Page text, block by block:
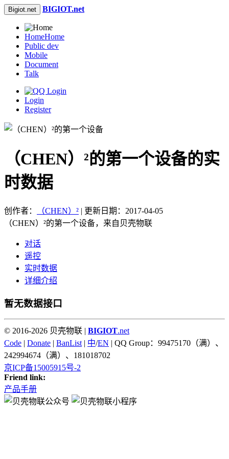
Bigiot.net BIGIOT.net
HomeHome
Public dev
Mobile
Document
Talk
Login
Register
（CHEN）²的第一个设备的实
时数据
创作者： （CHEN）² | 更新日期：2017-04-05
（CHEN）²的第一个设备，来自贝壳物联
对话
遥控
实时数据
详细介绍
暂无数据接口
© 2016-2026 贝壳物联 | BIGIOT.net
Code | Donate | BanList | 中/EN | QQ Group：99475170（满）、
242994674（满）、181018702
京ICP备15005915号-2
Friend link:
产品手册